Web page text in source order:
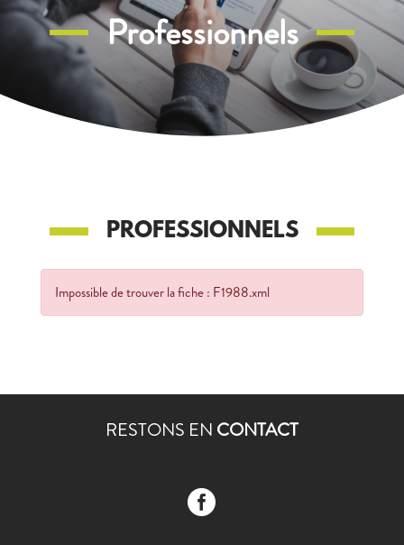
Professionnels
PROFESSIONNELS
Impossible de trouver la fiche : F1988.xml
RESTONS EN CONTACT
